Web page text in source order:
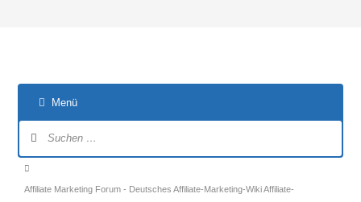
Menü
Forum-
Breadcrumbs
Affiliate Marketing Forum - Deutsches Affiliate-Marketing-Wiki Affiliate-